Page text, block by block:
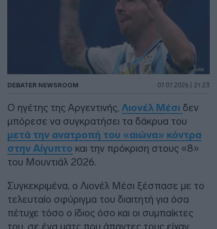
DEBATER NEWSROOM 07.07.2026 | 21:23
Ο ηγέτης της Αργεντινής, Λιονέλ Μέσι δεν
μπόρεσε να συγκρατήσει τα δάκρυα του
μετά την ανατροπή του «αιώνα» κόντρα
στην Αίγυπτο και την πρόκριση στους «8»
του Μουντιάλ 2026.
Συγκεκριμένα, ο Λιονέλ Μέσι ξέσπασε με το
τελευταίο σφύριγμα του διαιτητή για όσα
πέτυχε τόσο ο ίδιος όσο και οι συμπαίκτες
του, σε ένα ματς που άπαντες τους είχαν